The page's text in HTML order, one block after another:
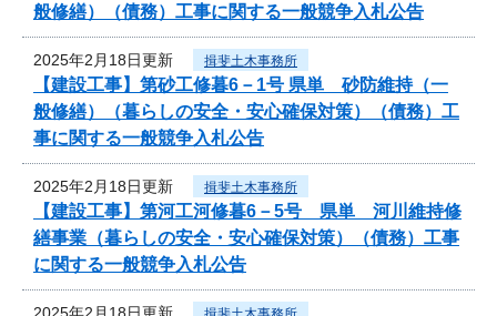
般修繕）（債務）工事に関する一般競争入札公告
2025年2月18日更新 揖斐土木事務所
【建設工事】第砂工修暮6－1号 県単 砂防維持（一
般修繕）（暮らしの安全・安心確保対策）（債務）工
事に関する一般競争入札公告
2025年2月18日更新 揖斐土木事務所
【建設工事】第河工河修暮6－5号 県単 河川維持修
繕事業（暮らしの安全・安心確保対策）（債務）工事
に関する一般競争入札公告